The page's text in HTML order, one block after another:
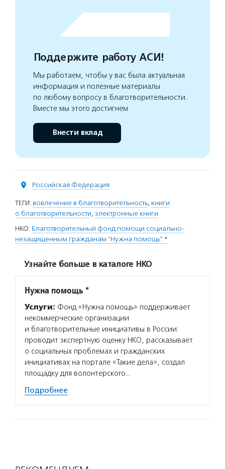
Поддержите работу АСИ!
Мы работаем, чтобы у вас была актуальная
информация и полезные материалы
по любому вопросу в благотворительности.
Вместе мы этого достигнем
Внести вклад
Российская Федерация
ТЕГИ: вовлечение в благотворительность, книги
о благотворительности, электронные книги
НКО: Благотворительный фонд помощи социально-
незащищенным гражданам "Нужна помощь" *
Узнайте больше в каталоге НКО
Нужна помощь *
Услуги: Фонд «Нужна помощь» поддерживает
некоммерческие организации
и благотворительные инициативы в России:
проводит экспертную оценку НКО, рассказывает
о социальных проблемах и гражданских
инициативах на портале «Такие дела», создал
площадку для волонтерского…
Подробнее